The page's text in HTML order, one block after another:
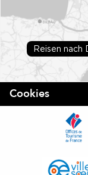
Reisen nach
Cookies